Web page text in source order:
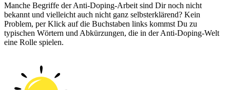
Manche Begriffe der Anti-Doping-Arbeit sind Dir noch nicht
bekannt und vielleicht auch nicht ganz selbsterklärend? Kein
Problem, per Klick auf die Buchstaben links kommst Du zu
typischen Wörtern und Abkürzungen, die in der Anti-Doping-Welt
eine Rolle spielen.